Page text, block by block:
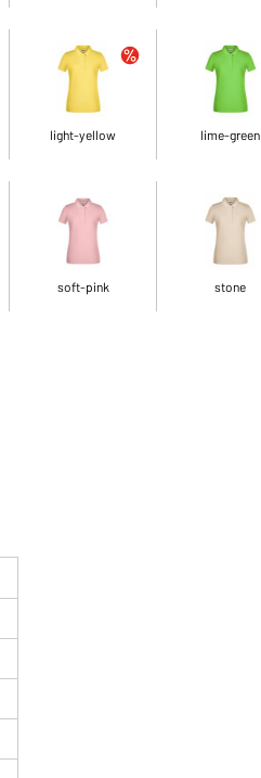
light-yellow lime-green
soft-pink stone